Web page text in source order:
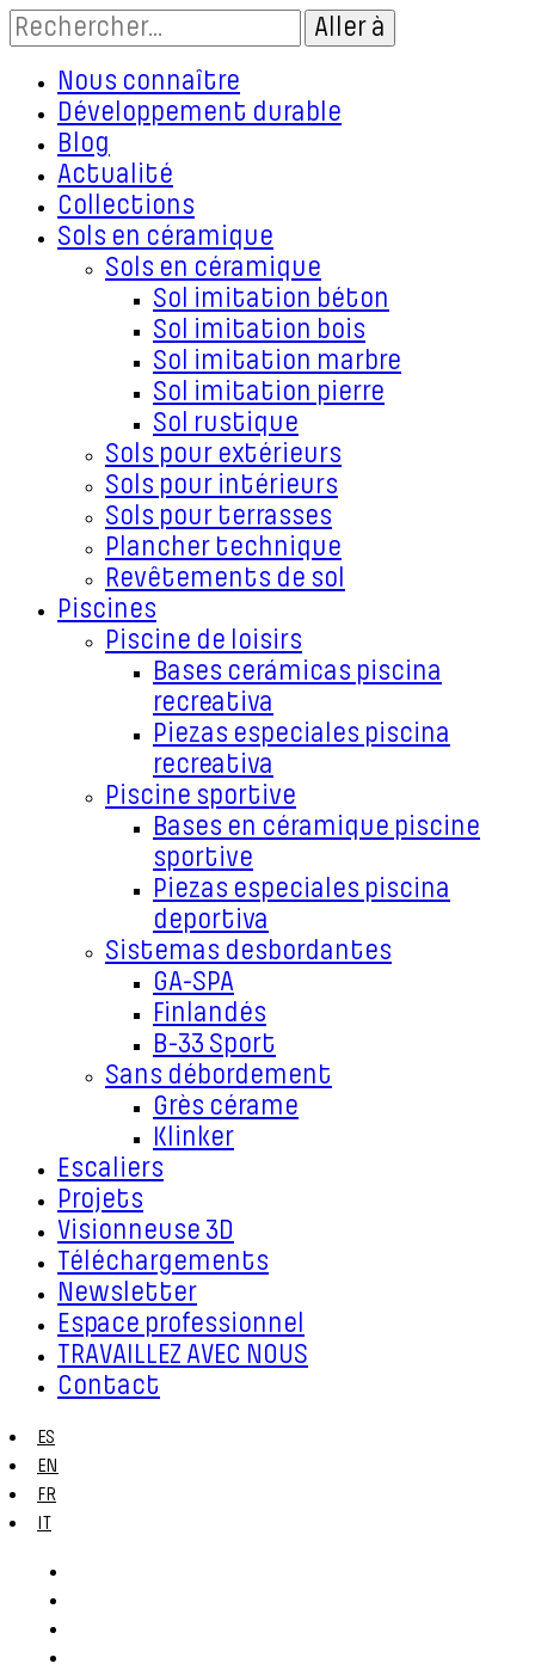
Nous connaître
Développement durable
Blog
Actualité
Collections
Sols en céramique
Sols en céramique
Sol imitation béton
Sol imitation bois
Sol imitation marbre
Sol imitation pierre
Sol rustique
Sols pour extérieurs
Sols pour intérieurs
Sols pour terrasses
Plancher technique
Revêtements de sol
Piscines
Piscine de loisirs
Bases cerámicas piscina
recreativa
Piezas especiales piscina
recreativa
Piscine sportive
Bases en céramique piscine
sportive
Piezas especiales piscina
deportiva
Sistemas desbordantes
GA-SPA
Finlandés
B-33 Sport
Sans débordement
Grès cérame
Klinker
Escaliers
Projets
Visionneuse 3D
Téléchargements
Newsletter
Espace professionnel
TRAVAILLEZ AVEC NOUS
Contact
ES
EN
FR
IT